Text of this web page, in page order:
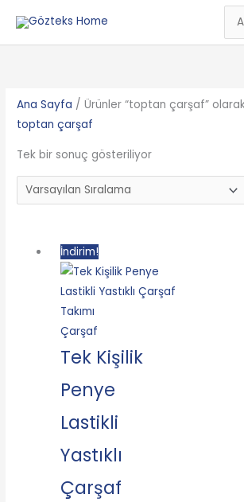
atla
for:
Ana Sayfa / Ürünler “toptan çarşaf”
toptan çarşaf
Tek bir sonuç gösteriliyor
İndirim!
Çarşaf
Tek Kişilik
Penye
Lastikli
Yastıklı
Çarşaf
399.90₺.fiyat:
299.90₺.